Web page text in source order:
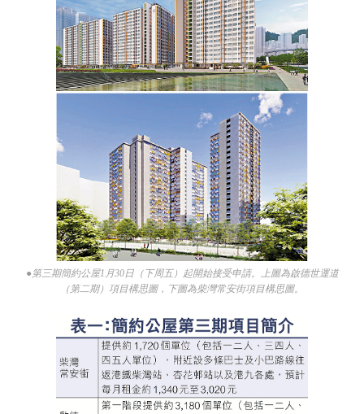
●第三期簡約公屋1月30日（下周五）起開始接受申請。上圖為啟德世運道
（第二期）項目構思圖，下圖為柴灣常安街項目構思圖。